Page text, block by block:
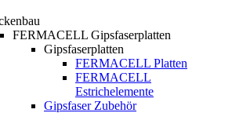
FERMACELL Gipsfaserplatten
Gipsfaserplatten
FERMACELL Platten
FERMACELL
Estrichelemente
Gipsfaser Zubehör